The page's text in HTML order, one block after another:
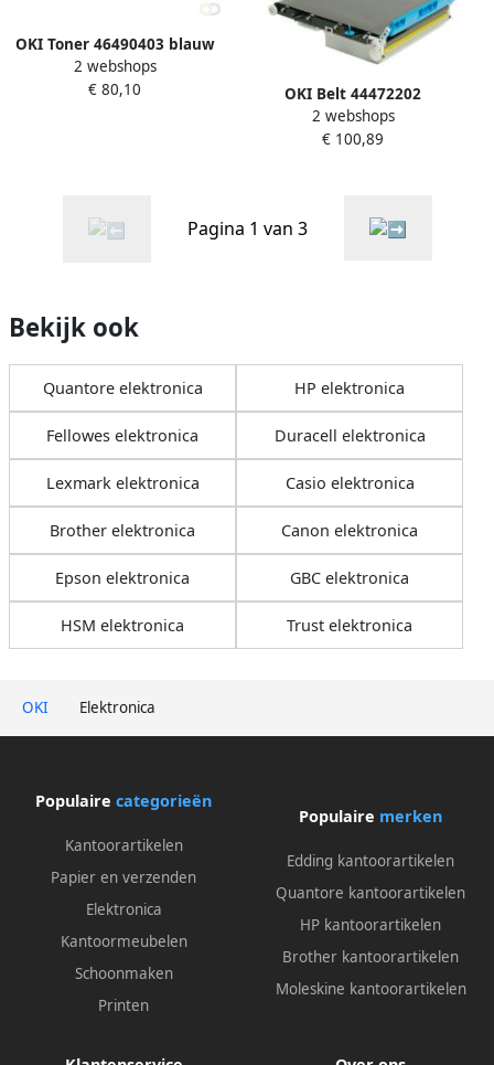
OKI Elektronica
OKI Toner 46490403 blauw
2 webshops
€ 80,10
OKI Belt 44472202
2 webshops
€ 100,89
Pagina 1 van 3
Bekijk ook
Quantore elektronica HP elektronica
Fellowes elektronica Duracell elektronica
Lexmark elektronica Casio elektronica
Brother elektronica Canon elektronica
Epson elektronica GBC elektronica
HSM elektronica Trust elektronica
Populaire categorieën
Kantoorartikelen
Papier en verzenden
Elektronica
Kantoormeubelen
Schoonmaken
Printen
Populaire merken
Edding kantoorartikelen
Quantore kantoorartikelen
HP kantoorartikelen
Brother kantoorartikelen
Moleskine kantoorartikelen